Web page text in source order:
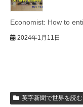
Economist: How to
2024年1月11日
英字新聞で世界を読む